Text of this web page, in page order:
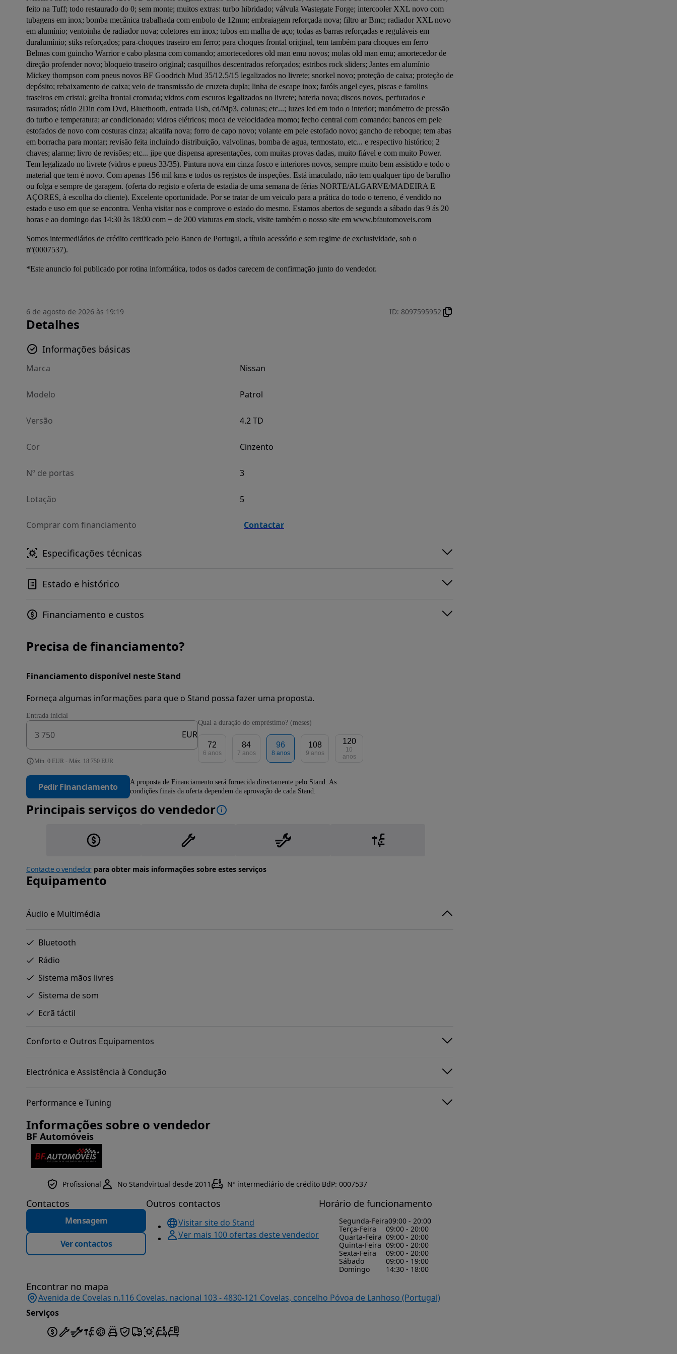
feito na Tuff; todo restaurado do 0; sem monte; muitos extras: turbo hibridado; válvula Wastegate Forge; intercooler XXL novo com
tubagens em inox; bomba mecânica trabalhada com embolo de 12mm; embraiagem reforçada nova; filtro ar Bmc; radiador XXL novo
em alumínio; ventoinha de radiador nova; coletores em inox; tubos em malha de aço; todas as barras reforçadas e reguláveis em
duralumínio; stiks reforçados; para-choques traseiro em ferro; para choques frontal original, tem também para choques em ferro
Belmas com guincho Warrior e cabo plasma com comando; amortecedores old man emu novos; molas old man emu; amortecedor de
direção profender novo; bloqueio traseiro original; casquilhos descentrados reforçados; estribos rock sliders; Jantes em alumínio
Mickey thompson com pneus novos BF Goodrich Mud 35/12.5/15 legalizados no livrete; snorkel novo; proteção de caixa; proteção de
depósito; rebaixamento de caixa; veio de transmissão de cruzeta dupla; linha de escape inox; faróis angel eyes, piscas e farolins
traseiros em cristal; grelha frontal cromada; vidros com escuros legalizados no livrete; bateria nova; discos novos, perfurados e
rasurados; rádio 2Din com Dvd, Bluethooth, entrada Usb, cd/Mp3, colunas; etc...; luzes led em todo o interior; manómetro de pressão
do turbo e temperatura; ar condicionado; vidros elétricos; moca de velocidadea momo; fecho central com comando; bancos em pele
estofados de novo com costuras cinza; alcatifa nova; forro de capo novo; volante em pele estofado novo; gancho de reboque; tem abas
em borracha para montar; revisão feita incluindo distribuição, valvolinas, bomba de agua, termostato, etc... e respectivo histórico; 2
chaves; alarme; livro de revisões; etc... jipe que dispensa apresentações, com muitas provas dadas, muito fiável e com muito Power.
Tem legalizado no livrete (vidros e pneus 33/35). Pintura nova em cinza fosco e interiores novos, sempre muito bem assistido e todo o
material que tem é novo. Com apenas 156 mil kms e todos os registos de inspeções. Está imaculado, não tem qualquer tipo de barulho
ou folga e sempre de garagem. (oferta do registo e oferta de estadia de uma semana de férias NORTE/ALGARVE/MADEIRA E
AÇORES, à escolha do cliente). Excelente oportunidade. Por se tratar de um veiculo para a prática do todo o terreno, é vendido no
estado e uso em que se encontra. Venha visitar nos e comprove o estado do mesmo. Estamos abertos de segunda a sábado das 9 ás 20
horas e ao domingo das 14:30 às 18:00 com + de 200 viaturas em stock, visite também o nosso site em www.bfautomoveis.com
Somos intermediários de crédito certificado pelo Banco de Portugal, a título acessório e sem regime de exclusividade, sob o
nº(0007537).
*Este anuncio foi publicado por rotina informática, todos os dados carecem de confirmação junto do vendedor.
6 de agosto de 2026 às 19:19 ID: 8097595952
Detalhes
Informações básicas
Marca Nissan
Modelo Patrol
Versão 4.2 TD
Cor Cinzento
Nº de portas 3
Lotação 5
Comprar com financiamento Contactar
Especificações técnicas
Estado e histórico
Financiamento e custos
Precisa de financiamento?
Financiamento disponível neste Stand
Forneça algumas informações para que o Stand possa fazer uma proposta.
Entrada inicial
EUR
Mín. 0 EUR - Máx. 18 750 EUR
Qual a duração do empréstimo? (meses)
72
6 anos
84
7 anos
96
8 anos
108
9 anos
120
10
anos
Pedir Financiamento
A proposta de Financiamento será fornecida directamente pelo Stand. As
condições finais da oferta dependem da aprovação de cada Stand.
Principais serviços do vendedor
Contacte o vendedorpara obter mais informações sobre estes serviços
Equipamento
Áudio e Multimédia
Bluetooth
Rádio
Sistema mãos livres
Sistema de som
Ecrã táctil
Conforto e Outros Equipamentos
Electrónica e Assistência à Condução
Performance e Tuning
Informações sobre o vendedor
BF Automóveis
Profissional No Standvirtual desde 2011 Nº intermediário de crédito BdP: 0007537
Contactos
Mensagem
Ver contactos
Outros contactos
Visitar site do Stand
Ver mais 100 ofertas deste vendedor
Horário de funcionamento
Segunda-Feira09:00 - 20:00
Terça-Feira
09:00 - 20:00
Quarta-Feira 09:00 - 20:00
Quinta-Feira 09:00 - 20:00
Sexta-Feira
09:00 - 20:00
Sábado
09:00 - 19:00
Domingo
14:30 - 18:00
Encontrar no mapa
Avenida de Covelas n.116 Covelas. nacional 103 - 4830-121 Covelas, concelho Póvoa de Lanhoso (Portugal)
Serviços